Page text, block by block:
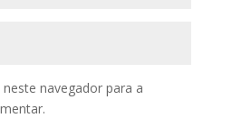
navegador para a